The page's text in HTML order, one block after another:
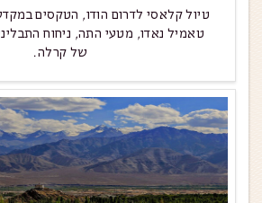
טיול קלאסי לדרום הודו, הטקסים
טאמיל נאדו, מטעי התה, ניחוח
של קרלה.